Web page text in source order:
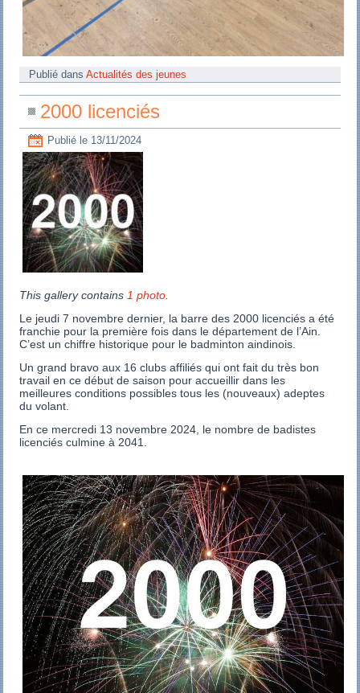
Publié dans Actualités des jeunes
2000 licenciés
Publié le 13/11/2024
This gallery contains1 photo.
Le jeudi 7 novembre dernier, la barre des 2000 licenciés a été
franchie pour la première fois dans le département de l’Ain.
C’est un chiffre historique pour le badminton aindinois.
Un grand bravo aux 16 clubs affiliés qui ont fait du très bon
travail en ce début de saison pour accueillir dans les
meilleures conditions possibles tous les (nouveaux) adeptes
du volant.
En ce mercredi 13 novembre 2024, le nombre de badistes
licenciés culmine à 2041.